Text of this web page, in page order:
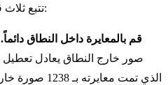
تتبع ثلاث قواعد عملية من قياسات الجهاز:
قم بالمعايرة داخل النطاق دائماً.
صور خارج النطاق يعادل تعطيل